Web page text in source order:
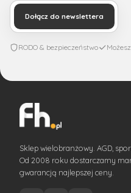
Dołącz do newslettera
RODO & bezpieczeństwo
Sklep wielobranżowy. AGD,
Od 2008 roku dostarczamy
gwarancją najlepszej ceny.